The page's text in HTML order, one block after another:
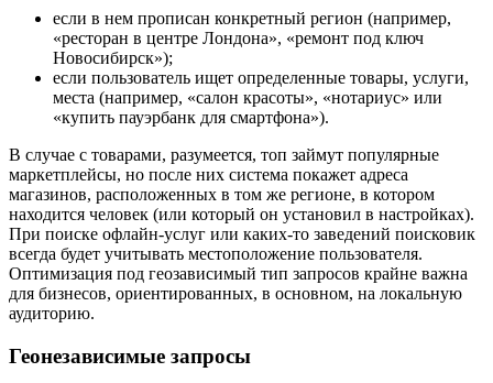
если в нем прописан конкретный регион (например,
«ресторан в центре Лондона», «ремонт под ключ
Новосибирск»);
если пользователь ищет определенные товары, услуги,
места (например, «салон красоты», «нотариус» или
«купить пауэрбанк для смартфона»).
В случае с товарами, разумеется, топ займут популярные
маркетплейсы, но после них система покажет адреса
магазинов, расположенных в том же регионе, в котором
находится человек (или который он установил в настройках).
При поиске офлайн-услуг или каких-то заведений поисковик
всегда будет учитывать местоположение пользователя.
Оптимизация под геозависимый тип запросов крайне важна
для бизнесов, ориентированных, в основном, на локальную
аудиторию.
Геонезависимые запросы